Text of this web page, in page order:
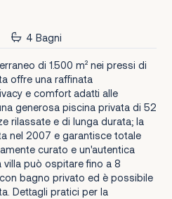
4 Bagni
di 1.500 m² nei pressi di
offre una raffinata
e comfort adatti alle
generosa piscina privata di 52
rilassate e di lunga durata; la
nel 2007 e garantisce totale
curato e un'autentica
può ospitare fino a 8
bagno privato ed è possibile
Dettagli pratici per la